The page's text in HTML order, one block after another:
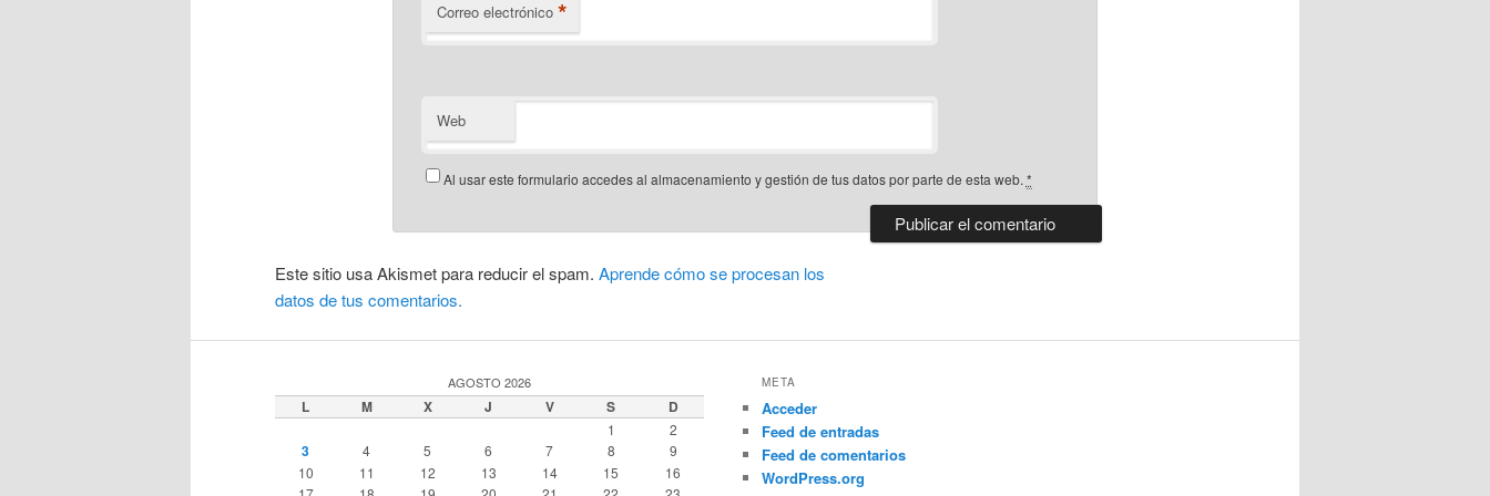
Correo electrónico *
Web
Al usar este formulario accedes al almacenamiento y gestión de tus datos por parte de esta web. *
Este sitio usa Akismet para reducir el spam. Aprende cómo se procesan los
datos de tus comentarios.
AGOSTO 2026
L M X J V S D
1 2
3 4 5 6 7 8
9
10
11 12 13 14 15
16
META
Acceder
Feed de entradas
Feed de comentarios
WordPress.org